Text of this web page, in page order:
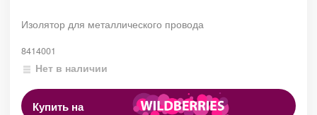
Изолятор для металлического провода
8414001
Нет в наличии
Купить на